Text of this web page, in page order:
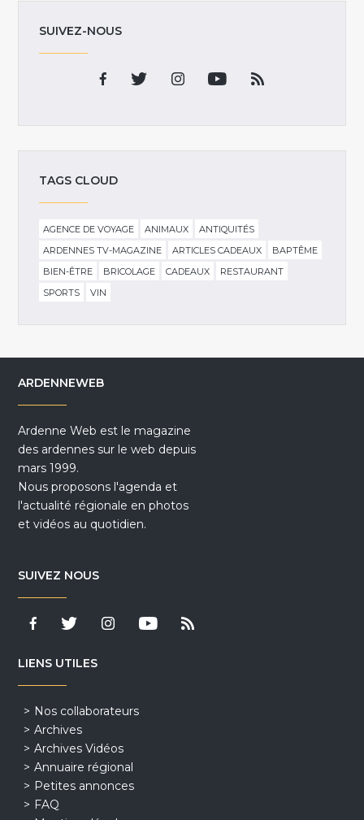
SUIVEZ-NOUS
TAGS CLOUD
AGENCE DE VOYAGE ANIMAUX
ANTIQUITÉS
ARDENNES TV-MAGAZINE
ARTICLES CADEAUX
BAPTÊME
BIEN-ÊTRE
BRICOLAGE CADEAUX
RESTAURANT
SPORTS
VIN
ARDENNEWEB
Ardenne Web est le magazine
des ardennes sur le web depuis
mars 1999.
Nous proposons l'agenda et
l'actualité régionale en photos
et vidéos au quotidien.
SUIVEZ NOUS
LIENS UTILES
Nos collaborateurs
Archives
Archives Vidéos
Annuaire régional
Petites annonces
FAQ